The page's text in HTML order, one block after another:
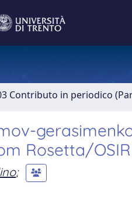
Contributo in periodico
Rosetta/
;